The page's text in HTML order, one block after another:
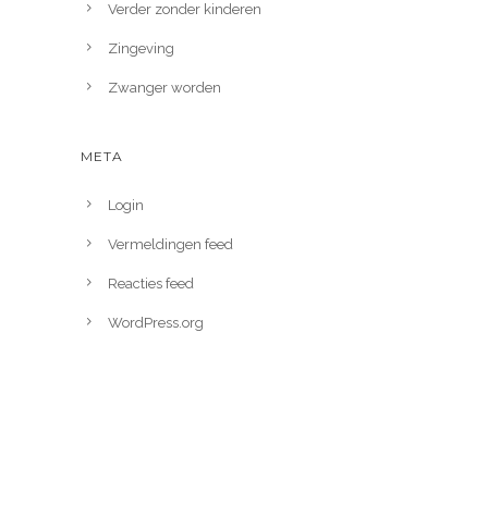
Verder zonder kinderen
Zingeving
Zwanger worden
META
Login
Vermeldingen feed
Reacties feed
WordPress.org